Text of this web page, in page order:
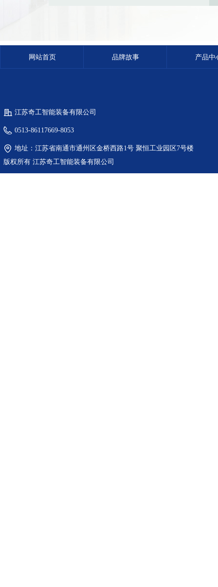
网站首页 品牌故事 产品中
江苏奇工智能装备有限公司
0513-86117669-8053
地址： 江苏省南通市通州区金桥西路1号 聚恒工业园区7号楼
版权所有 江苏奇工智能装备有限公司